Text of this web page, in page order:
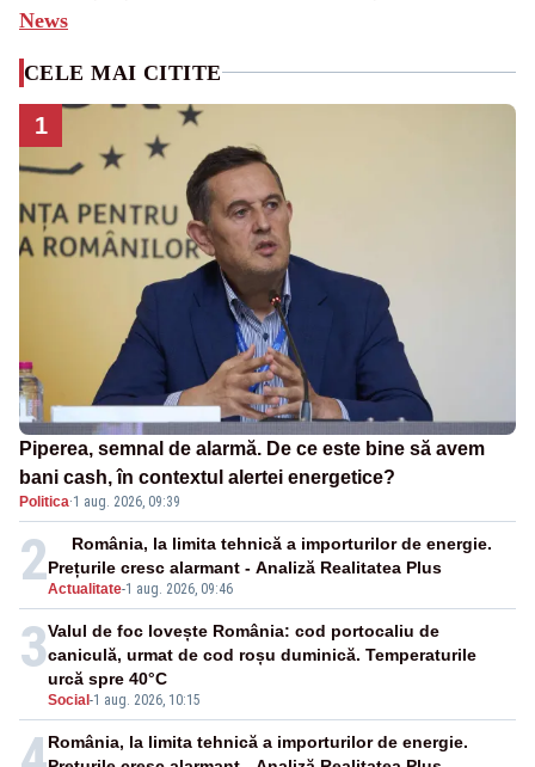
News
CELE MAI CITITE
1
Piperea, semnal de alarmă. De ce este bine să avem
bani cash, în contextul alertei energetice?
Politica·1 aug. 2026, 09:39
2Actualitate-1 aug. 2026, 09:46
România, la limita tehnică a importurilor de energie.
Prețurile cresc alarmant - Analiză Realitatea Plus
3
Social -1 aug. 2026, 10:15
Valul de foc lovește România: cod portocaliu de
caniculă, urmat de cod roșu duminică. Temperaturile
urcă spre 40°C
România, la limita tehnică a importurilor de energie.